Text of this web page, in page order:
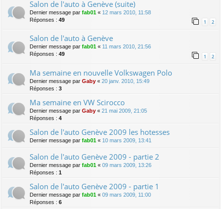
Salon de l'auto à Genève (suite)
Dernier message par fab01 « 12 mars 2010, 11:58
Réponses : 49 1 2
Salon de l'auto à Genève
Dernier message par fab01 « 11 mars 2010, 21:56
Réponses : 49 1 2
Ma semaine en nouvelle Volkswagen Polo
Dernier message par Gaby « 20 janv. 2010, 15:49
Réponses : 3
Ma semaine en VW Scirocco
Dernier message par Gaby « 21 mai 2009, 21:05
Réponses : 4
Salon de l'auto Genève 2009 les hotesses
Dernier message par fab01 « 10 mars 2009, 13:41
Salon de l'auto Genève 2009 - partie 2
Dernier message par fab01 « 09 mars 2009, 13:26
Réponses : 1
Salon de l'auto Genève 2009 - partie 1
Dernier message par fab01 « 09 mars 2009, 11:00
Réponses : 6